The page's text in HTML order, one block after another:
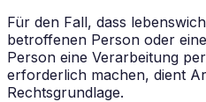
Für den Fall, dass
betroffenen Person oder
Person eine Verarbeitung
erforderlich machen, dient
Rechtsgrundlage.